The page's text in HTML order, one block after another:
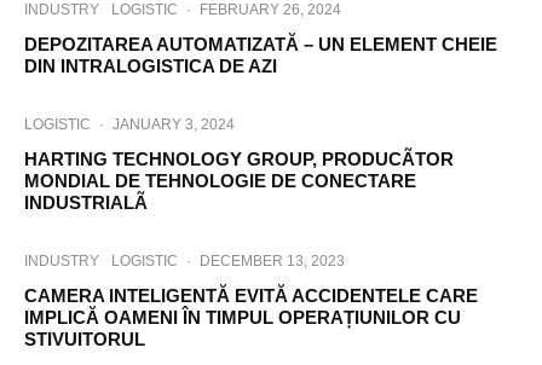
INDUSTRY LOGISTIC · FEBRUARY 26, 2024
DEPOZITAREA AUTOMATIZATĂ – UN ELEMENT CHEIE
DIN INTRALOGISTICA DE AZI
LOGISTIC · JANUARY 3, 2024
HARTING TECHNOLOGY GROUP, PRODUCÃTOR
MONDIAL DE TEHNOLOGIE DE CONECTARE
INDUSTRIALÃ
INDUSTRY LOGISTIC · DECEMBER 13, 2023
CAMERA INTELIGENTĂ EVITĂ ACCIDENTELE CARE
IMPLICĂ OAMENI ÎN TIMPUL OPERAȚIUNILOR CU
STIVUITORUL